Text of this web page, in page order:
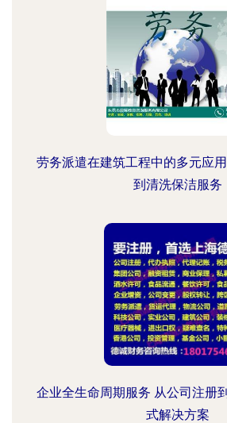
劳务派遣在建筑工程中的多元应
到清洗保洁服务
企业全生命周期服务 从公司注册
式解决方案